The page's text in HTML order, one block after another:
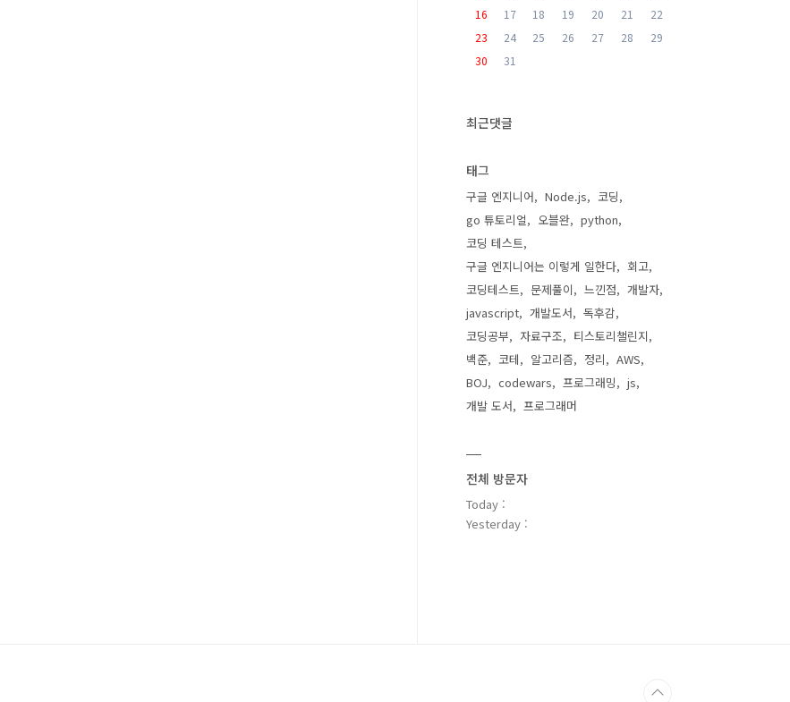
16
17 18 19 20 21
22
23
24 25 26 27 28
29
30
31
최근댓글
태그
구글 엔지니어 Node.js
코딩
go 튜토리얼
오블완
python
코딩 테스트
구글 엔지니어는 이렇게 일한다
회고
코딩테스트
문제풀이 느낀점
개발자
javascript
개발도서
독후감
코딩공부
자료구조
티스토리챌린지
백준
코테 알고리즘 정리
AWS
BOJ
codewars 프로그래밍
js
개발 도서
프로그래머
전체 방문자
Today :
Yesterday :